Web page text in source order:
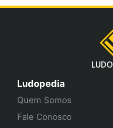
LUDO
Ludopedia
Quem Somos
Fale Conosco